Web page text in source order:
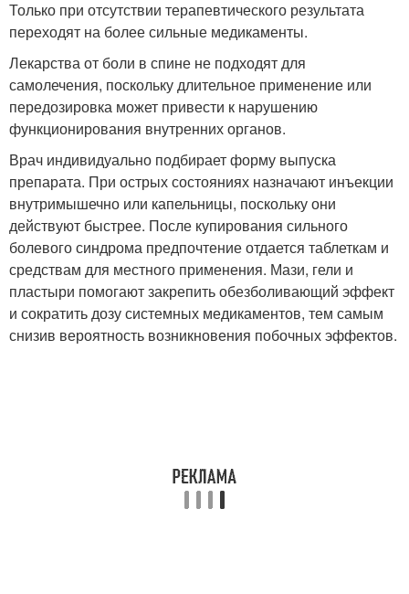
Только при отсутствии терапевтического результата
переходят на более сильные медикаменты.
Лекарства от боли в спине не подходят для
самолечения, поскольку длительное применение или
передозировка может привести к нарушению
функционирования внутренних органов.
Врач индивидуально подбирает форму выпуска
препарата. При острых состояниях назначают инъекции
внутримышечно или капельницы, поскольку они
действуют быстрее. После купирования сильного
болевого синдрома предпочтение отдается таблеткам и
средствам для местного применения. Мази, гели и
пластыри помогают закрепить обезболивающий эффект
и сократить дозу системных медикаментов, тем самым
снизив вероятность возникновения побочных эффектов.